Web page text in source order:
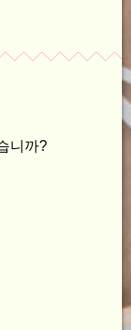
니까?